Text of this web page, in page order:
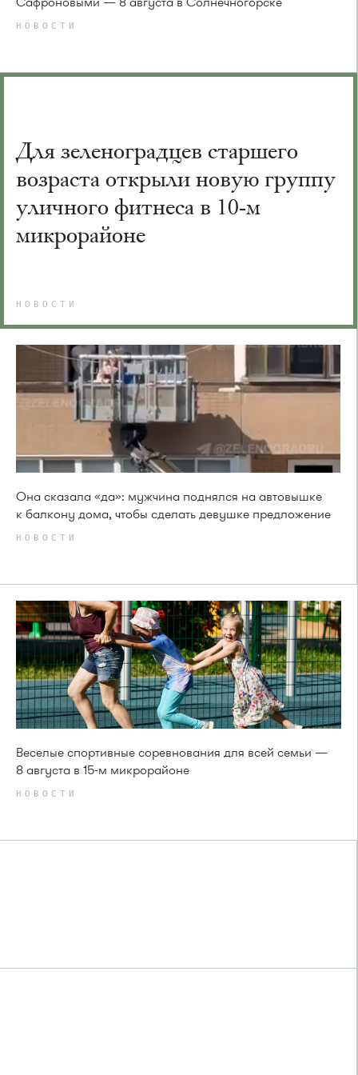
НОВОСТИ
Для зеленоградцев старшего
возраста открыли новую группу
уличного фитнеса в 10-м
микрорайоне
НОВОСТИ
Она сказала «да»: мужчина поднялся на автовышке
к балкону дома, чтобы сделать девушке предложение
НОВОСТИ
Веселые спортивные соревнования для всей семьи —
8 августа в 15-м микрорайоне
НОВОСТИ